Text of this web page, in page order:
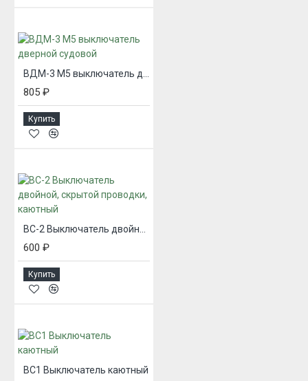
805 ₽
Купить
600 ₽
Купить
ВС1 Выключатель каютный